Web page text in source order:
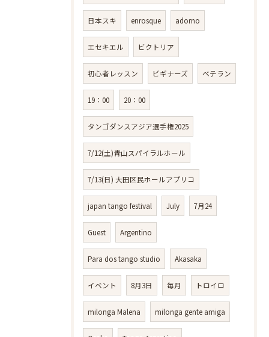
日本スキ enrosque adorno
エセキエル ビクトリア
初心者レッスン ビギナーズ ベテラン
19：00 20：00
タンゴダンスアジア選手権2025
7/12(土)青山スパイラルホール
7/13(日) 大田区民ホールアプリコ
japan tango festival July 7月24
Guest Argentino
Para dos tango studio Akasaka
イベント 8月3日 毎月 トロイロ
milonga Malena milonga gente amiga